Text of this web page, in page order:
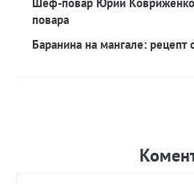
повара
Баранина на мангале: рецепт